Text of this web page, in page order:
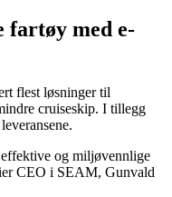
fartøy med e-
flest løsninger til
cruiseskip. I tillegg
og miljøvennlige
CEO i SEAM, Gunvald